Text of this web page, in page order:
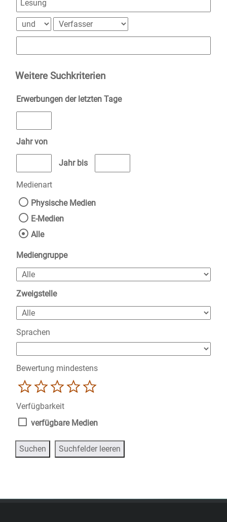
Weitere Suchkriterien
Erwerbungen der letzten Tage
Jahr von
Medien anzeigen, die nach dem Jahr veröffentlicht wurden
Jahr bis
Medienart
Physische Medien
E-Medien
Alle
Mediengruppe
Zweigstelle
Sprachen
Bewertung mindestens
1 2 3
Verfügbarkeit
verfügbare Medien